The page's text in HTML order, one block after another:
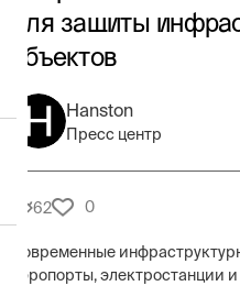
для защиты
объектов
Hanston
Пресс центр
62 0
Современные
аэропорты, электростанции